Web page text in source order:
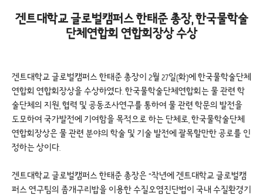
겐트대학교 글로벌캠퍼스 한태준 총장, 한국물학술
단체연합회 연합회장상 수상
겐트대학교 글로벌캠퍼스 한태준 총장이 2월 27일(화)에 한국물학술단체
연합회 연합회장상을 수상하였다. 한국물학술단체연합회는 물 관련 학
술단체의 지원, 협력 및 공동조사연구를 통하여 물 관련 학문의 발전을
도모하여 국가발전에 기여함을 목적으로 하는 단체로, 한국물학술단체
연합회장상은 물 관련 분야의 학술 및 기술 발전에 괄목할만한 공로를 인
정하는 상이다.
겐트대학교 글로벌캠퍼스 한태준 총장은 “작년에 겐트대학교 글로벌캠
퍼스 연구팀의 좀개구리밥을 이용한 수질오염진단법이 국내 수질환경기